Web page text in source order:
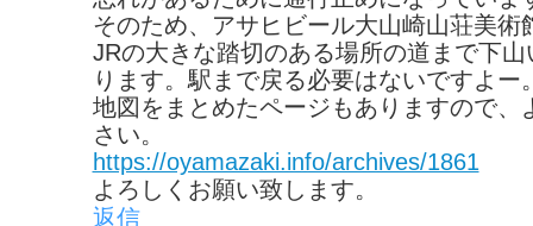
そのため、アサヒビール大山崎山荘美術
JRの大きな踏切のある場所の道まで下
ります。駅まで戻る必要はないですよー
地図をまとめたページもありますので、
さい。
https://oyamazaki.info/archives/1861
よろしくお願い致します。
返信